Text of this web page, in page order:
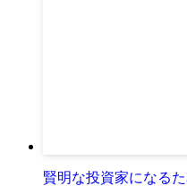
賢明な投資家になる